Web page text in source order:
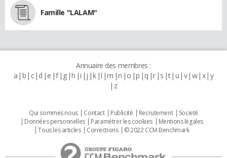
Famille "LALAM"
Annuaire des membres :
a b c d e f g h i j k l m n o p q r s t u v w x y
z
Qui sommes nous Contact Publicité Recrutement
Societé
Données personnelles
Paramétrer les cookies
Mentions légales
Tous les articles
Corrections © 2022 CCM Benchmark